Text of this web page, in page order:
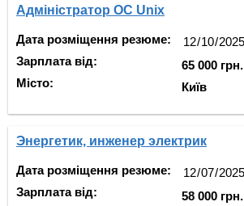
Адміністратор ОС Unix
Дата розміщення резюме:
Зарплата від:
Місто:
65 000 грн.
Київ
Энергетик, инженер электрик
Дата розміщення резюме:
Зарплата від:
58 000 грн.